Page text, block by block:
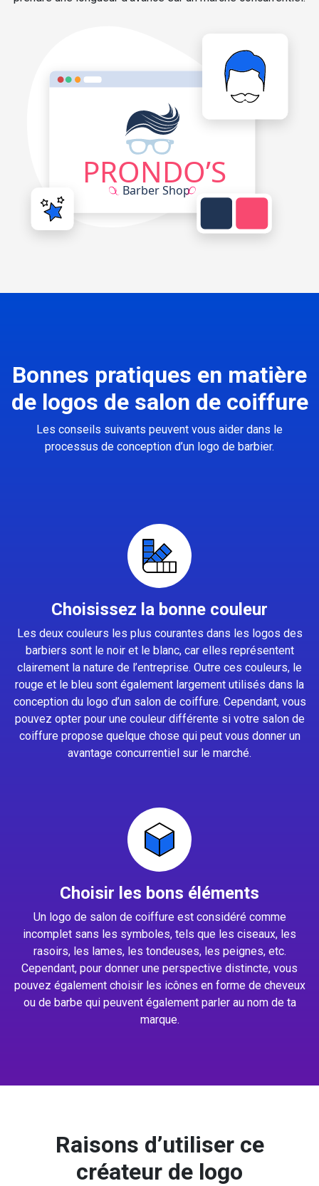
Bonnes pratiques en matière
de logos de salon de coiffure
Les conseils suivants peuvent vous aider dans le
processus de conception d’un logo de barbier.
Choisissez la bonne couleur
Les deux couleurs les plus courantes dans les logos des
barbiers sont le noir et le blanc, car elles représentent
clairement la nature de l’entreprise. Outre ces couleurs, le
rouge et le bleu sont également largement utilisés dans la
conception du logo d’un salon de coiffure. Cependant, vous
pouvez opter pour une couleur différente si votre salon de
coiffure propose quelque chose qui peut vous donner un
avantage concurrentiel sur le marché.
Choisir les bons éléments
Un logo de salon de coiffure est considéré comme
incomplet sans les symboles, tels que les ciseaux, les
rasoirs, les lames, les tondeuses, les peignes, etc.
Cependant, pour donner une perspective distincte, vous
pouvez également choisir les icônes en forme de cheveux
ou de barbe qui peuvent également parler au nom de ta
marque.
Raisons d’utiliser ce
créateur de logo